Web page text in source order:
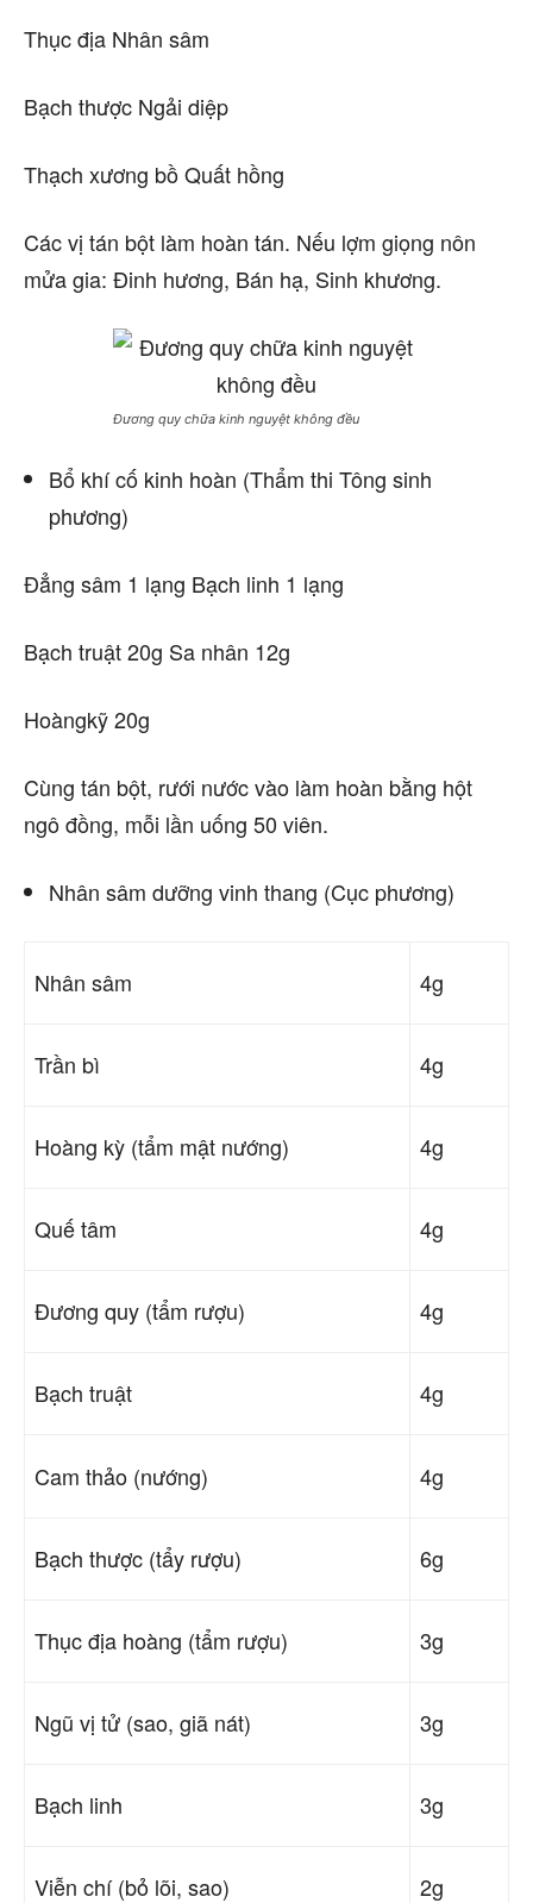
Thục địa Nhân sâm
Bạch thược Ngải diệp
Thạch xương bồ Quất hồng
Các vị tán bột làm hoàn tán. Nếu lợm giọng nôn
mửa gia: Đinh hương, Bán hạ, Sinh khương.
Đương quy chữa kinh nguyệt không đều
Bổ khí cố kinh hoàn (Thẩm thi Tông sinh
phương)
Đẳng sâm 1 lạng Bạch linh 1 lạng
Bạch truật 20g Sa nhân 12g
Hoàngkỹ 20g
Cùng tán bột, rưới nước vào làm hoàn bằng hột
ngô đồng, mỗi lần uống 50 viên.
Nhân sâm dưỡng vinh thang (Cục phương)
Nhân sâm 4g
Trần bì 4g
Hoàng kỳ (tẩm mật nướng) 4g
Quế tâm 4g
Đương quy (tẩm rượu) 4g
Bạch truật 4g
Cam thảo (nướng) 4g
Bạch thược (tẩy rượu) 6g
Thục địa hoàng (tẩm rượu) 3g
Ngũ vị tử (sao, giã nát) 3g
Bạch linh 3g
Viễn chí (bỏ lõi, sao) 2g